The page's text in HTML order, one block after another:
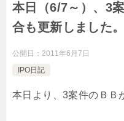
本日（6/7～）、3
合も更新しました。
公開日： 2011年6月7日
IPO日記
本日より、3案件のＢＢ